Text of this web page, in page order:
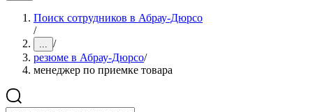
Поиск сотрудников в Абрау-Дюрсо
/
... /
резюме в Абрау-Дюрсо/
менеджер по приемке товара